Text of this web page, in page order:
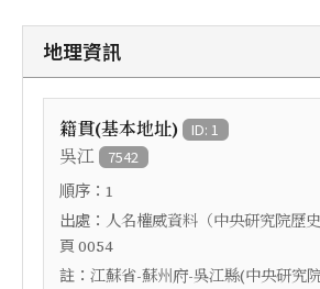
地理資訊
籍貫(基本地址) ID: 1
吳江 7542
順序： 1
出處： 人名權威資料（中央研究院歷
頁 0054
註： 江蘇省-蘇州府-吳江縣(中央研究